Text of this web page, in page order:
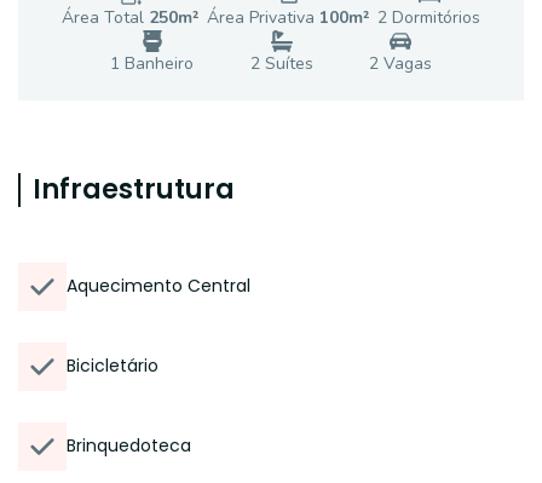
Área Total 250m² Área Privativa 100m² 2 Dormitórios
1 Banheiro 2Suítes 2Vagas
Infraestrutura
Aquecimento Central
Bicicletário
Brinquedoteca